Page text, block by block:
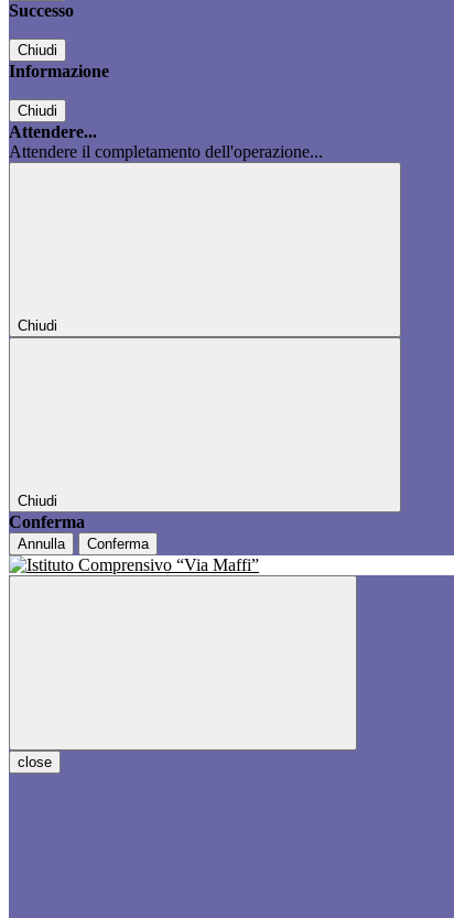
Successo
Chiudi
Informazione
Chiudi
Attendere...
Attendere il completamento dell'operazione...
Chiudi
Chiudi
Conferma
Annulla Conferma
close